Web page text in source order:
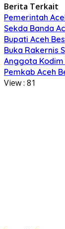
Berita Terkait
Pemerintah
Sekda Banda
Bupati Aceh
Buka Rakernis
Anggota Kodim
Pemkab Aceh
View : 81